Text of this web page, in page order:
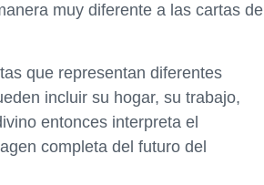
muy diferente a las cartas del
que representan diferentes
incluir su hogar, su trabajo,
entonces interpreta el
completa del futuro del